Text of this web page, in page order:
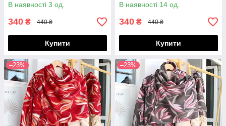
В наявності 3 од.
340 ₴ 440 ₴
Купити
В наявності 14 од.
340 ₴ 440 ₴
Купити
–23% –23%